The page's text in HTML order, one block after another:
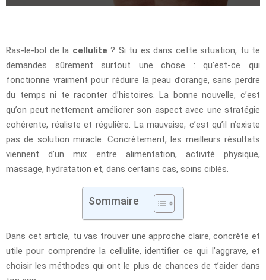
Ras-le-bol de la cellulite ? Si tu es dans cette situation, tu te
demandes sûrement surtout une chose : qu’est-ce qui
fonctionne vraiment pour réduire la peau d’orange, sans perdre
du temps ni te raconter d’histoires. La bonne nouvelle, c’est
qu’on peut nettement améliorer son aspect avec une stratégie
cohérente, réaliste et régulière. La mauvaise, c’est qu’il n’existe
pas de solution miracle. Concrètement, les meilleurs résultats
viennent d’un mix entre alimentation, activité physique,
massage, hydratation et, dans certains cas, soins ciblés.
Sommaire
Dans cet article, tu vas trouver une approche claire, concrète et
utile pour comprendre la cellulite, identifier ce qui l’aggrave, et
choisir les méthodes qui ont le plus de chances de t’aider dans